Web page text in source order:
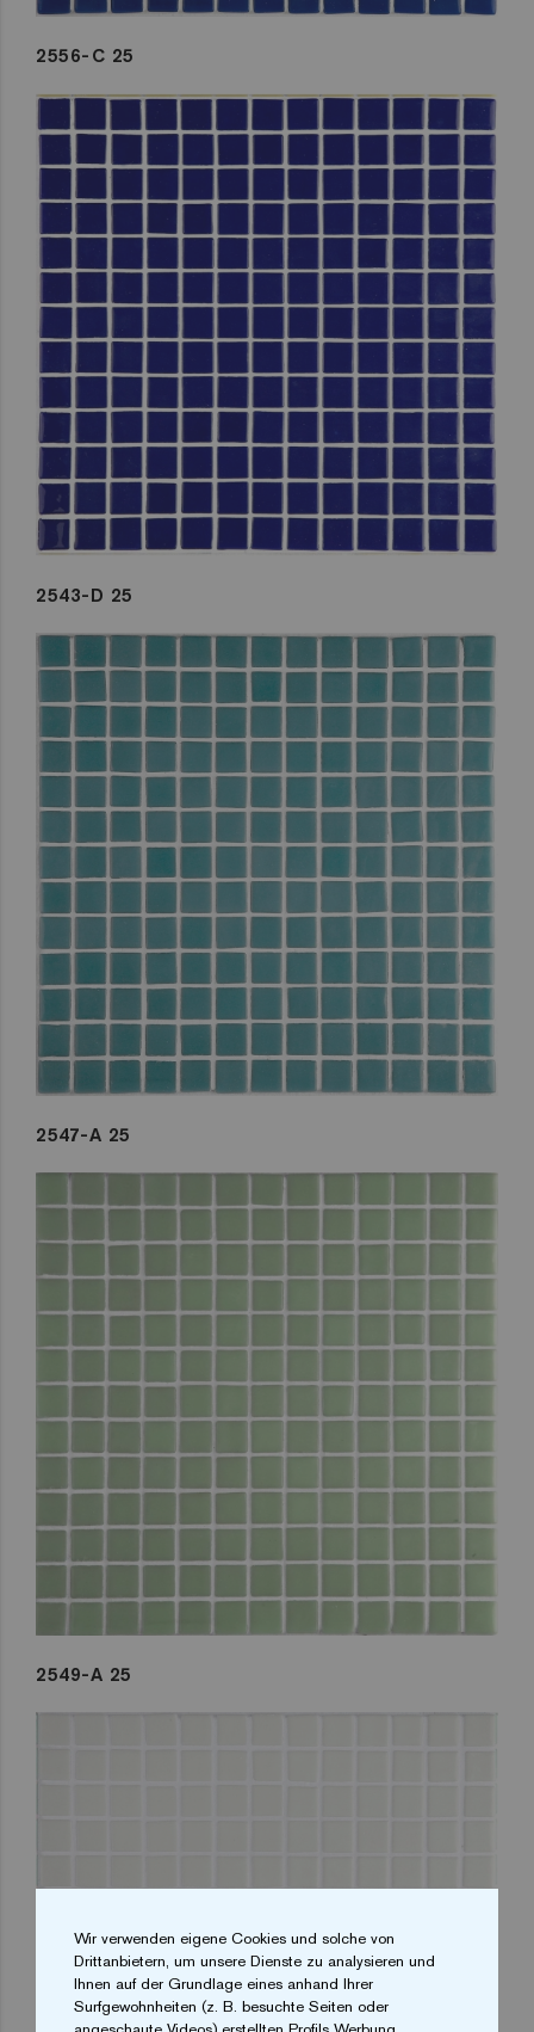
2556-C 25
2543-D 25
2547-A 25
2549-A 25
Wir verwenden eigene Cookies und solche von
Drittanbietern, um unsere Dienste zu analysieren und
Ihnen auf der Grundlage eines anhand Ihrer
Surfgewohnheiten (z. B. besuchte Seiten oder